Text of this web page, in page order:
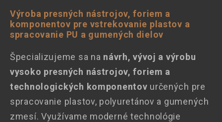
Výroba presných nástrojov, foriem a
komponentov pre vstrekovanie plastov a
spracovanie PU a gumených dielov
Špecializujeme sa na návrh, vývoj a výrobu
vysoko presných nástrojov, foriem a
technologických komponentov určených pre
spracovanie plastov, polyuretánov a gumených
zmesí. Využívame moderné technológie